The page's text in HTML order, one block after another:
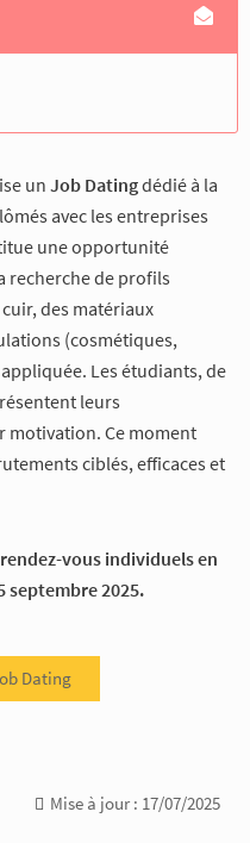
unJob Datingdédié à la
avec les entreprises
une opportunité
recherche de profils
des matériaux
(cosmétiques,
Les étudiants, de
leurs
motivation. Ce moment
ciblés, efficaces et
rendez-vous individuels en
septembre 2025.
Dating
Mise à jour : 17/07/2025